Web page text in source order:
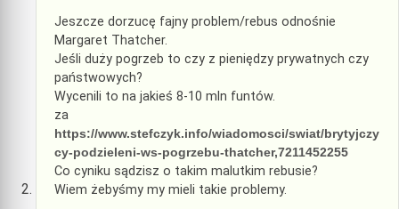
Jeszcze dorzucę fajny problem/rebus odnośnie
Margaret Thatcher.
Jeśli duży pogrzeb to czy z pieniędzy prywatnych czy
państwowych?
Wycenili to na jakieś 8-10 mln funtów.
za
https://www.stefczyk.info/wiadomosci/swiat/brytyjczy
cy-podzieleni-ws-pogrzebu-thatcher,7211452255
Co cyniku sądzisz o takim malutkim rebusie?
Wiem żebyśmy my mieli takie problemy.